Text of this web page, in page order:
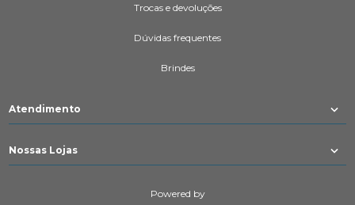
Trocas e devoluções
Dúvidas frequentes
Brindes
Atendimento
Nossas Lojas
Powered by